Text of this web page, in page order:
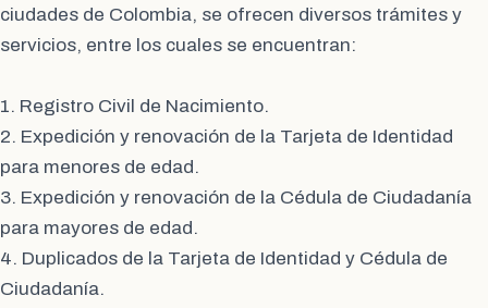
ciudades de Colombia, se ofrecen diversos trámites y
servicios, entre los cuales se encuentran:
1. Registro Civil de Nacimiento.
2. Expedición y renovación de la Tarjeta de Identidad
para menores de edad.
3. Expedición y renovación de la Cédula de Ciudadanía
para mayores de edad.
4. Duplicados de la Tarjeta de Identidad y Cédula de
Ciudadanía.